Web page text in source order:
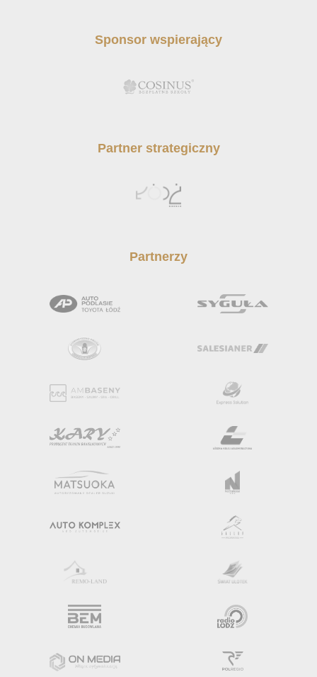
Sponsor wspierający
Partner strategiczny
Partnerzy